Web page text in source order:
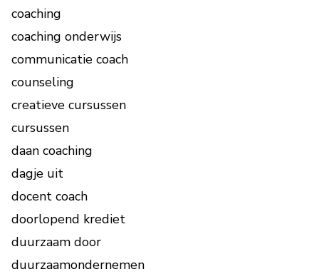
coaching
coaching onderwijs
communicatie coach
counseling
creatieve cursussen
cursussen
daan coaching
dagje uit
docent coach
doorlopend krediet
duurzaam door
duurzaamondernemen